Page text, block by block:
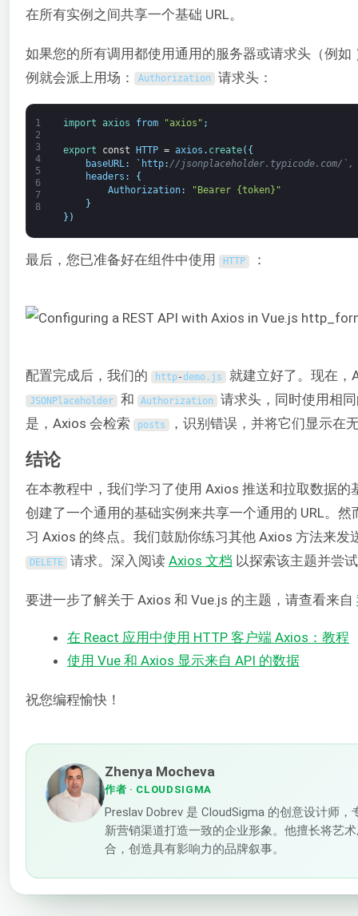
在所有实例之间共享一个基础 URL。
如果您的所有调用都使用通用的服务器或请求头（例如
例就会派上用场：
Authorization 请求头：
1
2
3
4
5
6
7
8
import axios from "axios" ;
export const HTTP = axios . create( {
baseURL : ` http: //jsonplaceholder.typicode.com/`,
headers :
{
Authorization:
"Bearer {token}"
}
} )
最后，您已准备好在组件中使用 HTTP ：
配置完成后，我们的 http-demo. js 就建立好了。现在，
JSONPlaceholder 和 Authorization
请求头，同时使用相
是，Axios 会检索
posts ，识别错误，并将它们显示在
结论
在本教程中，我们学习了使用 Axios 推送和拉取数据的
创建了一个通用的基础实例来共享一个通用的 URL。
习 Axios 的终点。我们鼓励你练习其他 Axios 方法来发
DELETE 请求。深入阅读 Axios 文档 以探索该主题并尝
要进一步了解关于 Axios 和 Vue.js 的主题，请查看来自
在 React 应用中使用 HTTP 客户端 Axios：教程
使用 Vue 和 Axios 显示来自 API 的数据
祝您编程愉快！
Zhenya Mocheva
作者 · CLOUDSIGMA
Preslav Dobrev 是 CloudSigma 的创意设计师
新营销渠道打造一致的企业形象。他擅长将艺
合，创造具有影响力的品牌叙事。